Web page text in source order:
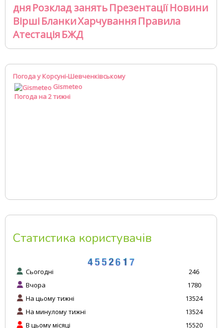
дняРозклад занятьПрезентаціїНовини
ВіршіБланкиХарчуванняПравила
АтестаціяБЖД
Погода у Корсуні-Шевченківському
Gismeteo
Погода на 2 тижні
Статистика користувачів
Сьогодні
Вчора
На цьому тижні
На минулому тижні
В цьому місяці
246
1780
13524
13524
15520